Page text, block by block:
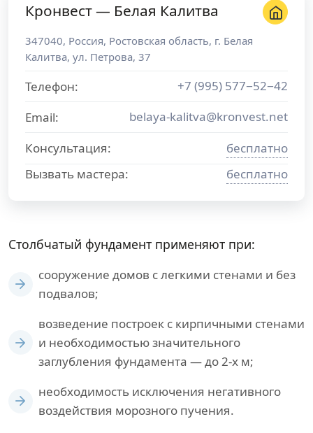
Кронвест — Белая Калитва
347040, Россия, Ростовская область, г. Белая
Калитва, ул. Петрова, 37
Телефон:
+7 (995) 577−52−42
Email:
belaya-kalitva@kronvest.net
Консультация:
бесплатно
Вызвать мастера:
бесплатно
Столбчатый фундамент применяют при:
сооружение домов с легкими стенами и без
подвалов;
возведение построек с кирпичными стенами
и необходимостью значительного
заглубления фундамента — до 2-х м;
необходимость исключения негативного
воздействия морозного пучения.